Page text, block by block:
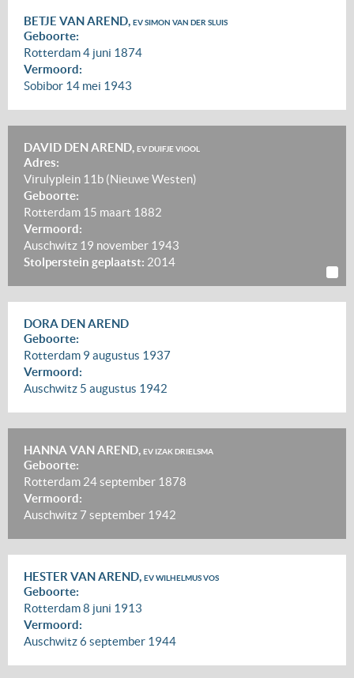
BETJE VAN AREND, EV SIMON VAN DER SLUIS
Geboorte:
Rotterdam4 juni 1874
Vermoord:
Sobibor 14 mei 1943
DAVID DEN AREND, EV DUIFJE VIOOL
Adres:
Virulyplein 11b (Nieuwe Westen)
Geboorte:
Rotterdam 15 maart 1882
Vermoord:
Auschwitz 19 november 1943
Stolperstein geplaatst: 2014
DORA DEN AREND
Geboorte:
Rotterdam 9 augustus 1937
Vermoord:
Auschwitz 5 augustus 1942
HANNA VAN AREND, EV IZAK DRIELSMA
Geboorte:
Rotterdam 24 september 1878
Vermoord:
Auschwitz 7 september 1942
HESTER VAN AREND, EV WILHELMUS VOS
Geboorte:
Rotterdam8 juni 1913
Vermoord:
Auschwitz6 september 1944